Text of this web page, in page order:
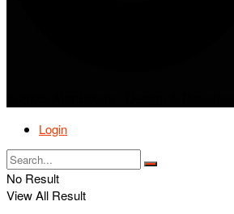
Login
No Result
View All Result